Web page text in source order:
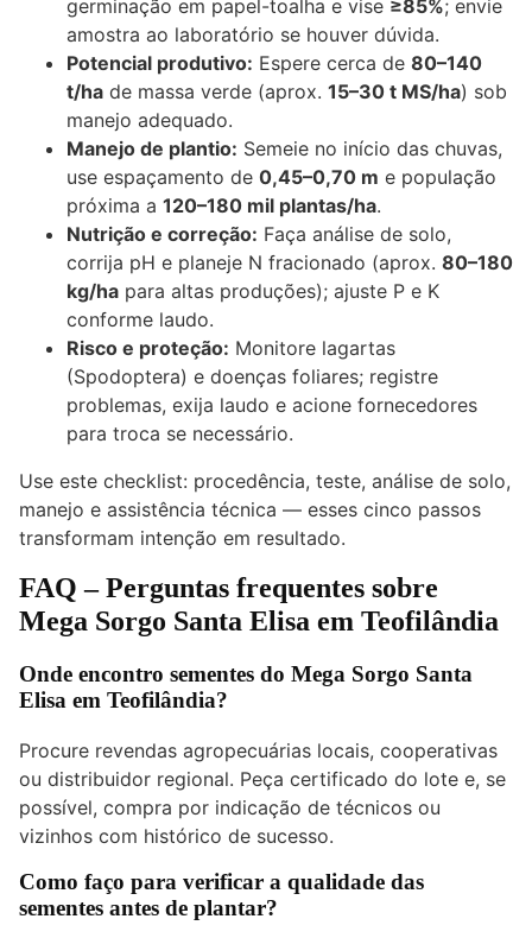
germinação em papel-toalha e vise ≥85%; envie
amostra ao laboratório se houver dúvida.
Potencial produtivo: Espere cerca de 80–140
t/ha de massa verde (aprox. 15–30 t MS/ha) sob
manejo adequado.
Manejo de plantio: Semeie no início das chuvas,
use espaçamento de 0,45–0,70 m e população
próxima a 120–180 mil plantas/ha.
Nutrição e correção: Faça análise de solo,
corrija pH e planeje N fracionado (aprox. 80–180
kg/ha para altas produções); ajuste P e K
conforme laudo.
Risco e proteção: Monitore lagartas
(Spodoptera) e doenças foliares; registre
problemas, exija laudo e acione fornecedores
para troca se necessário.
Use este checklist: procedência, teste, análise de solo,
manejo e assistência técnica — esses cinco passos
transformam intenção em resultado.
FAQ – Perguntas frequentes sobre
Mega Sorgo Santa Elisa em Teofilândia
Onde encontro sementes do Mega Sorgo Santa
Elisa em Teofilândia?
Procure revendas agropecuárias locais, cooperativas
ou distribuidor regional. Peça certificado do lote e, se
possível, compra por indicação de técnicos ou
vizinhos com histórico de sucesso.
Como faço para verificar a qualidade das
sementes antes de plantar?